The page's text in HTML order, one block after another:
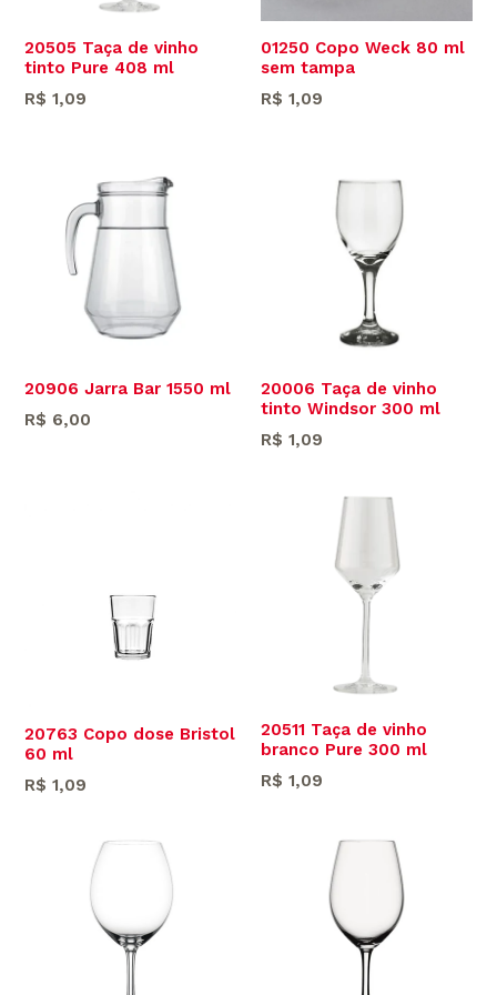
20505 Taça de vinho
tinto Pure 408 ml
Preço
R$ 1,09
01250 Copo Weck 80 ml
sem tampa
Preço
R$ 1,09
20906 Jarra Bar 1550 ml
Preço
R$ 6,00
20006 Taça de vinho
tinto Windsor 300 ml
Preço
R$ 1,09
20763 Copo dose Bristol
60 ml
Preço
R$ 1,09
20511 Taça de vinho
branco Pure 300 ml
Preço
R$ 1,09